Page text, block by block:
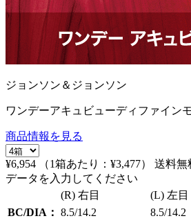
ジョンソン＆ジョンソン
ワンデーアキュビューディファイン
商品情報を見る
¥6,954 （1箱あたり： ¥3,477）
送料無
データを入力してください
(R) 右目
(L) 左目
BC/DIA： 8.5/14.2
8.5/14.2